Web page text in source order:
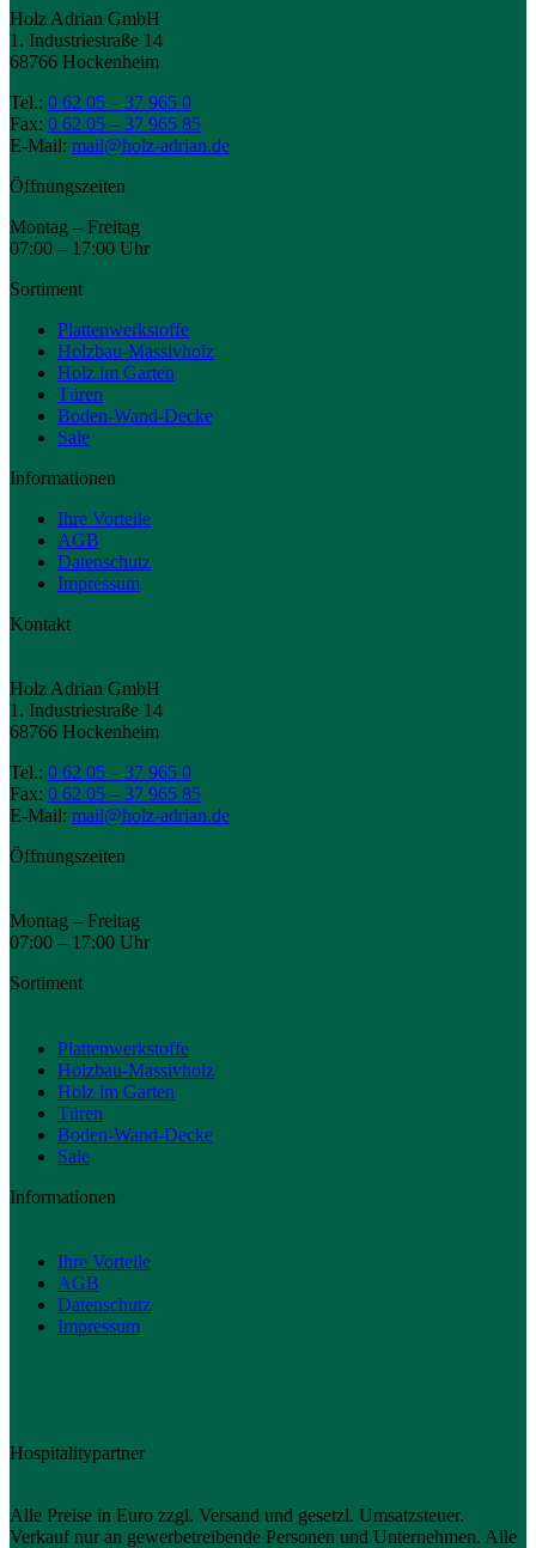
Holz Adrian GmbH
1. Industriestraße 14
68766 Hockenheim
Tel.: 0 62 05 – 37 965 0
Fax: 0 62 05 – 37 965 85
E-Mail: mail@holz-adrian.de
Öffnungszeiten
Montag – Freitag
07:00 – 17:00 Uhr
Sortiment
Plattenwerkstoffe
Holzbau-Massivholz
Holz im Garten
Türen
Boden-Wand-Decke
Sale
Informationen
Ihre Vorteile
AGB
Datenschutz
Impressum
Kontakt
Holz Adrian GmbH
1. Industriestraße 14
68766 Hockenheim
Tel.: 0 62 05 – 37 965 0
Fax: 0 62 05 – 37 965 85
E-Mail: mail@holz-adrian.de
Öffnungszeiten
Montag – Freitag
07:00 – 17:00 Uhr
Sortiment
Plattenwerkstoffe
Holzbau-Massivholz
Holz im Garten
Türen
Boden-Wand-Decke
Sale
Informationen
Ihre Vorteile
AGB
Datenschutz
Impressum
Hospitalitypartner
Alle Preise in Euro zzgl. Versand und gesetzl. Umsatzsteuer.
Verkauf nur an gewerbetreibende Personen und Unternehmen. Alle